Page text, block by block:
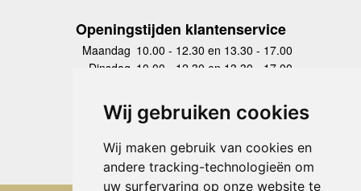
Wij gebruiken cookies
Wij maken gebruik van cookies en
andere tracking-technologieën om
uw surfervaring op onze website te
Openingstijden klantenservice
Maandag 10.00 - 12.30 en 13.30 - 17.00
Dinsdag 10.00 - 12.30 en 13.30 - 17.00
Donderdag
10.00 - 12.30 en 13.30 - 17.00
Vrijdag 10.00 - 12.30 en 13.30 - 17.00
Zaterdag
gesloten
Zondag gesloten